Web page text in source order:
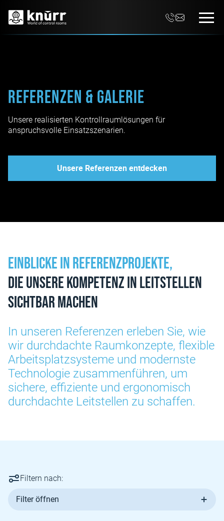
Referenzen & Galerie
Unsere realisierten Kontrollraumlösungen für
anspruchsvolle Einsatzszenarien.
Unsere Referenzen entdecken
Einblicke in Referenzprojekte,
die unsere Kompetenz in Leitstellen
sichtbar machen
In unseren Referenzen erleben Sie, wie
wir durchdachte Raumkonzepte, flexible
Arbeitsplatzsysteme und modernste
Technologie zusammenführen, um
sichere, effiziente und ergonomisch
durchdachte Leitstellen zu schaffen.
Filtern nach:
Filter öffnen